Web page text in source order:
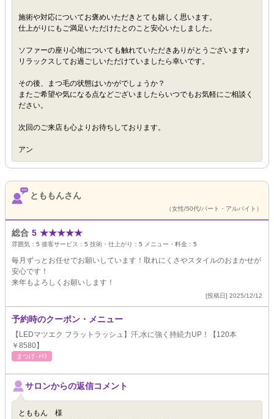
施術や対応についてお褒めいただきとても嬉しく思います。
仕上がりにもご満足いただけたとのこと安心いたしました。
ソファーの座り心地についても触れていただきありがとうございます♪
リラックスしてお過ごしいただけていましたら幸いです。
その後、まつ毛の状態はいかがでしょうか？
またご希望や気になる点などございましたらいつでもお気軽にご相談く
ださい。
次回のご来店も心よりお待ちしております。
アン
とももんさん
（女性/50代/パート・アルバイト）
総合 5 ★★★★★
雰囲気： 5 接客サービス： 5 技術・仕上がり： 5 メニュー・料金： 5
毎月ずっとお任せでお願いしています！取れにくさやスタイルのおまかせが
安心です！
来年もよろしくお願いします！
[投稿日] 2025/12/12
予約時のクーポン・メニュー
【LEDマツエク フラットラッシュ】汗,水に強く持続力UP！【120本
￥8580】
まつげ･ﾒｲｸ
サロンからの返信コメント
とももん 様